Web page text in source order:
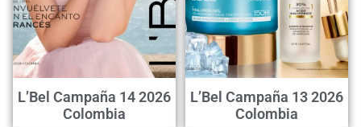
L’Bel Campaña 14 2026
Colombia
L’Bel Campaña 13 2026
Colombia